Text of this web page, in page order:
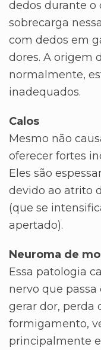
dedos durante o
sobrecarga
com dedos em
dores. A origem
normalmente,
inadequados.
Calos
Mesmo não
oferecer fortes
Eles são
devido ao atrito
(que se
apertado).
Neuroma de
Essa patologia
nervo que
gerar dor, perda
formigamento,
principalmente